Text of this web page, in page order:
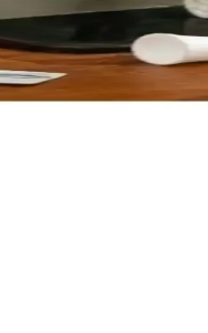
ideal, güvenilir ve